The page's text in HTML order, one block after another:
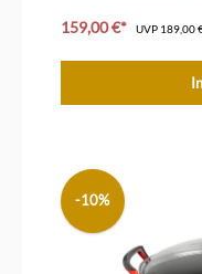
159,00 €* UVP 189,00
-10%